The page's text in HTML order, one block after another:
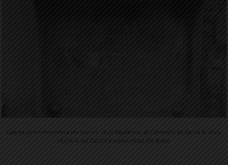
Làpida commemorativa als màrtirs de la República, al Cementiri de Sarrià © Arxiu
Històric del Centre Excursionista Els Blaus